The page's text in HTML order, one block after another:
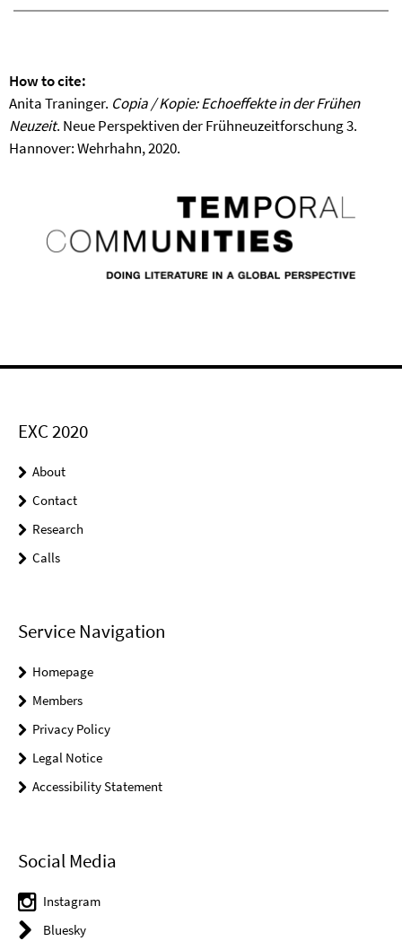
How to cite:
Anita Traninger. Copia / Kopie: Echoeffekte in der Frühen
Neuzeit. Neue Perspektiven der Frühneuzeitforschung 3.
Hannover: Wehrhahn, 2020.
EXC 2020
About
Contact
Research
Calls
Service Navigation
Homepage
Members
Privacy Policy
Legal Notice
Accessibility Statement
Social Media
Instagram
Bluesky